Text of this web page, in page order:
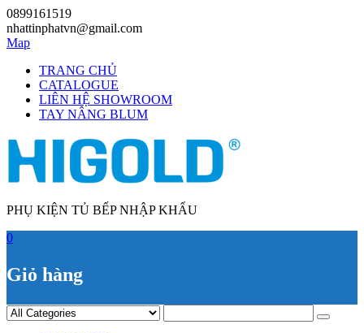
Skip
to
content
0899161519
nhattinphatvn@gmail.com
Map
TRANG CHỦ
CATALOGUE
LIÊN HỆ SHOWROOM
TAY NÂNG BLUM
PHỤ KIỆN TỦ BẾP NHẬP KHẨU
0
Giỏ hàng